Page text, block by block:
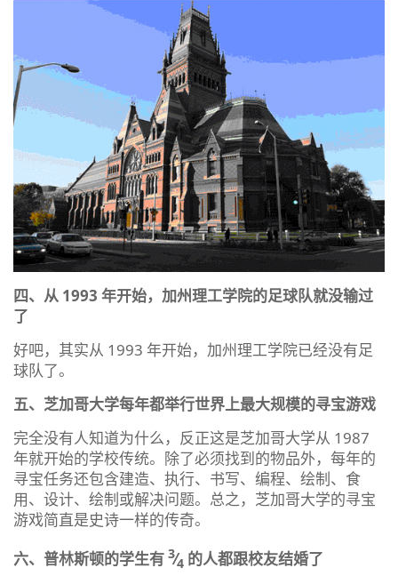
四、从 1993 年开始，加州理工学院的足球队就没输过
了
好吧，其实从 1993 年开始，加州理工学院已经没有足
球队了。
五、芝加哥大学每年都举行世界上最大规模的寻宝游戏
完全没有人知道为什么，反正这是芝加哥大学从 1987
年就开始的学校传统。除了必须找到的物品外，每年的
寻宝任务还包含建造、执行、书写、编程、绘制、食
用、设计、绘制或解决问题。总之，芝加哥大学的寻宝
游戏简直是史诗一样的传奇。
六、普林斯顿的学生有 3⁄4 的人都跟校友结婚了